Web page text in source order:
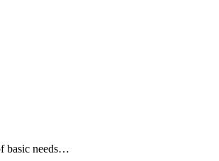
basic needs…